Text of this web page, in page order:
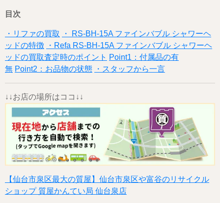
目次
・リファの買取
・ RS-BH-15A ファインバブル シャワーヘ
ッドの特徴
・Refa RS-BH-15A ファインバブル シャワーヘ
ッドの買取査定時のポイント Point1：付属品の有
無 Point2：お品物の状態 ・スタッフから一言
↓↓お店の場所はココ↓↓
【仙台市泉区最大の質屋】仙台市泉区や富谷のリサイクル
ショップ 質屋かんてい局 仙台泉店